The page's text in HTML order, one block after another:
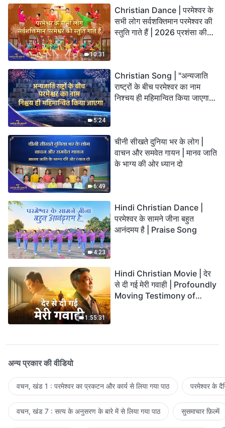
10:31
Christian Dance | परमेश्वर के
सभी लोग सर्वशक्तिमान परमेश्वर की
स्तुति गाते हैं | 2026 प्रशंसा की
5:24
Christian Song | "अन्यजाति
राष्ट्रों के बीच परमेश्वर का नाम
निश्चय ही महिमान्वित किया जाएगा" |
6:49
चीनी सीखते दुनिया भर के लोग |
वाचन और समवेत गायन | मानव जाति
के भाग्य की ओर ध्यान दो
4:23
Hindi Christian Dance |
परमेश्वर के सामने जीना बहुत
आनंदमय है | Praise Song
1:55:31
Hindi Christian Movie | देर
से दी गई मेरी गवाही | Profoundly
Moving Testimony of
अन्य प्रकार की वीडियो
वचन, खंड 1 : परमेश्वर का प्रकटन और कार्य से लिया गया पाठ परमेश्वर के
वचन, खंड 7 : सत्य के अनुसरण के बारे में से लिया गया पाठ सुसमाचार फ़िल्में